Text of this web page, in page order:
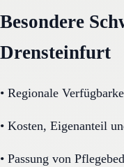
Besondere
Drensteinfurt
• Regionale
• Kosten, Eigenanteil
• Passung von